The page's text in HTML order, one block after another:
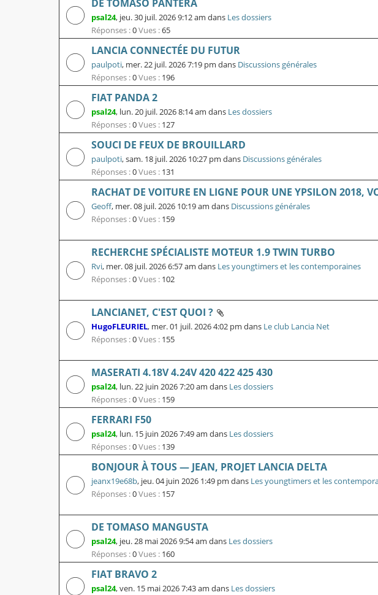
DE TOMASO PANTERA
psal24, jeu. 30 juil. 2026 9:12 am dans Les dossiers
Réponses :0Vues :65
LANCIA CONNECTÉE DU FUTUR
paulpoti, mer. 22 juil. 2026 7:19 pm dans Discussions générales
Réponses :0Vues : 196
FIAT PANDA 2
psal24, lun. 20 juil. 2026 8:14 am dans Les dossiers
Réponses :0Vues : 127
SOUCI DE FEUX DE BROUILLARD
paulpoti,sam. 18 juil. 2026 10:27 pm dans Discussions générales
Réponses :0Vues : 131
RACHAT DE VOITURE EN LIGNE POUR UNE YPSILON 2018,
Geoff, mer. 08 juil. 2026 10:19 am dans Discussions générales
Réponses :0Vues : 159
RECHERCHE SPÉCIALISTE MOTEUR 1.9 TWIN TURBO
Rvi, mer. 08 juil. 2026 6:57 am dans Les youngtimers et les contemporaines
Réponses :0Vues : 102
LANCIANET, C'EST QUOI ?
HugoFLEURIEL, mer. 01 juil. 2026 4:02 pm dans Le club Lancia Net
Réponses :0Vues : 155
MASERATI 4.18V 4.24V 420 422 425 430
psal24, lun. 22 juin 2026 7:20 am dans Les dossiers
Réponses :0Vues : 159
FERRARI F50
psal24, lun. 15 juin 2026 7:49 am dans Les dossiers
Réponses :0Vues : 139
BONJOUR À TOUS — JEAN, PROJET LANCIA DELTA
jeanx19e68b, jeu. 04 juin 2026 1:49 pm dans Les youngtimers et les
Réponses :0Vues : 157
DE TOMASO MANGUSTA
psal24, jeu. 28 mai 2026 9:54 am dans Les dossiers
Réponses :0Vues : 160
FIAT BRAVO 2
psal24,ven. 15 mai 2026 7:43 am dans Les dossiers